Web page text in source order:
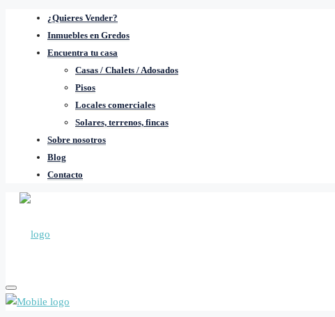
¿Quieres Vender?
Inmuebles en Gredos
Encuentra tu casa
Casas / Chalets / Adosados
Pisos
Locales comerciales
Solares, terrenos, fincas
Sobre nosotros
Blog
Contacto